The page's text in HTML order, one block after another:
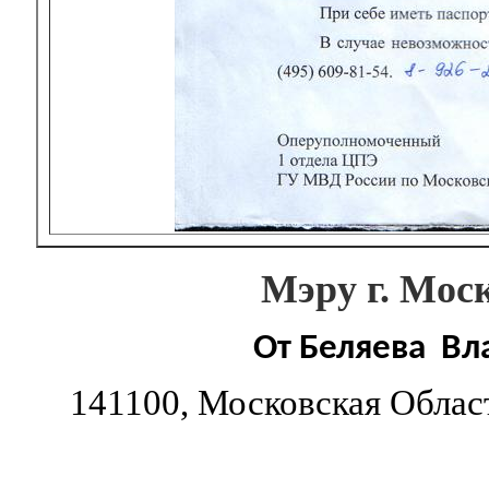
Мэру г.
От Беляева
141100, Московская